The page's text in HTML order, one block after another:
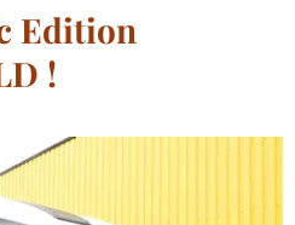
Edition
!